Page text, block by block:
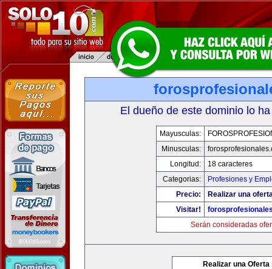
El dueño de este dominio lo
Mayusculas:
Minusculas:
Longitud:
18 caracteres
Categorias:
Profesiones y
Precio:
Realizar una
Visitar!
Serán consideradas
Realizar una Oferta